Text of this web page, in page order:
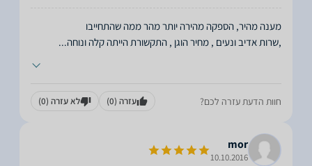
,שרות אדיב ונעים , מחיר הוגן , התקשורת הייתה קלה ונוחה...
חוות הדעת עזרה לכם? עזרה (0) לא עזרה (0)
mor
10.10.2016